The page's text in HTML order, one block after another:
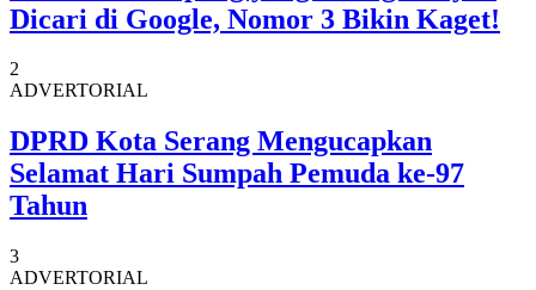
Dicari di Google, Nomor 3 Bikin Kaget!
2
ADVERTORIAL
DPRD Kota Serang Mengucapkan
Selamat Hari Sumpah Pemuda ke-97
Tahun
3
ADVERTORIAL